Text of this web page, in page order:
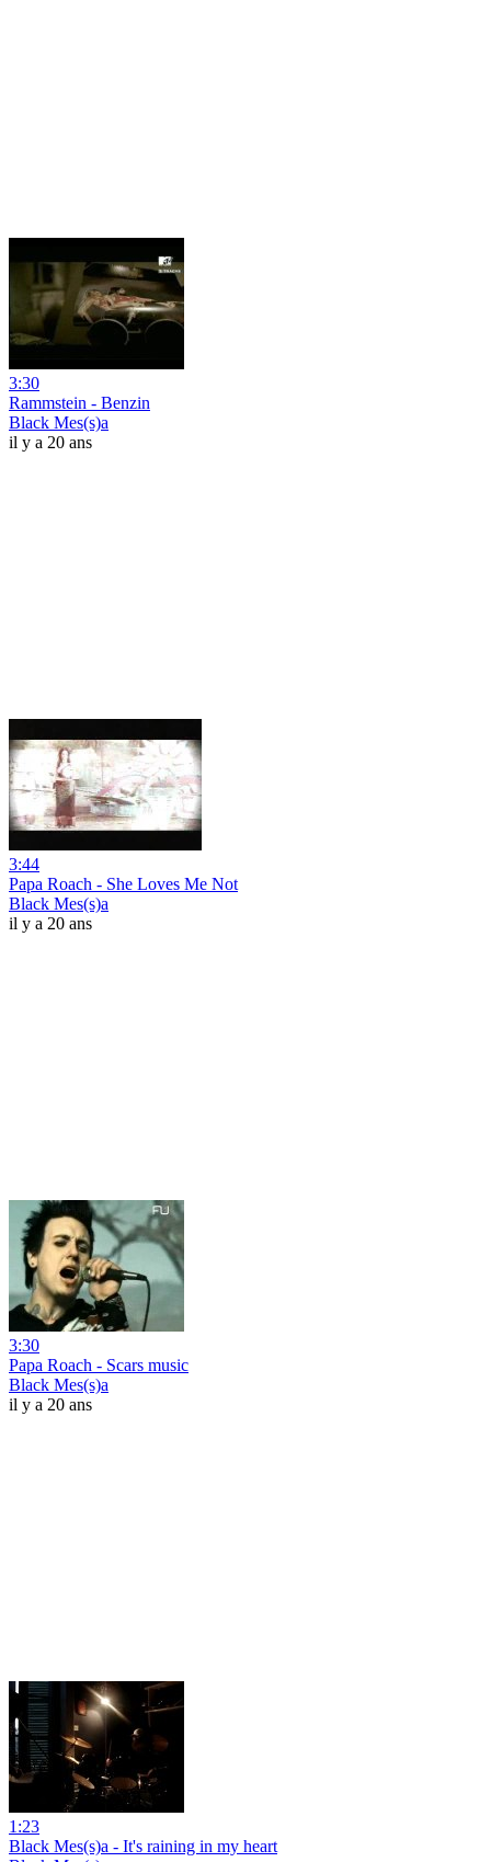
3:30
Rammstein - Benzin
Black Mes(s)a
il y a 20 ans
3:44
Papa Roach - She Loves Me Not
Black Mes(s)a
il y a 20 ans
3:30
Papa Roach - Scars music
Black Mes(s)a
il y a 20 ans
1:23
Black Mes(s)a - It's raining in my heart